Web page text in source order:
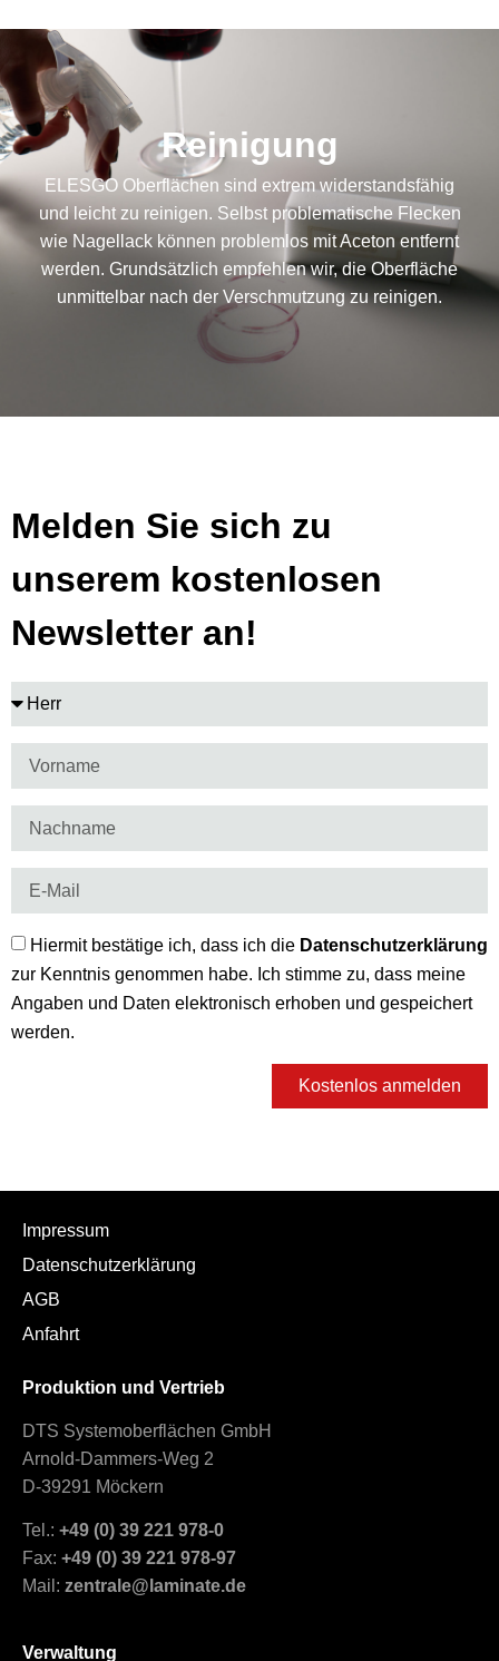
Reinigung
ELESGO Oberflächen sind extrem widerstandsfähig
und leicht zu reinigen. Selbst problematische Flecken
wie Nagellack können problemlos mit Aceton entfernt
werden. Grundsätzlich empfehlen wir, die Oberfläche
unmittelbar nach der Verschmutzung zu reinigen.
Melden Sie sich zu
unserem kostenlosen
Newsletter an!
Hiermit bestätige ich, dass ich die Datenschutzerklärung
zur Kenntnis genommen habe. Ich stimme zu, dass meine
Angaben und Daten elektronisch erhoben und gespeichert
werden.
Kostenlos anmelden
Impressum
Datenschutzerklärung
AGB
Anfahrt
Produktion und Vertrieb
DTS Systemoberflächen GmbH
Arnold-Dammers-Weg 2
D-39291 Möckern
Tel.: +49 (0) 39 221 978-0
Fax: +49 (0) 39 221 978-97
Mail: zentrale@laminate.de
Verwaltung